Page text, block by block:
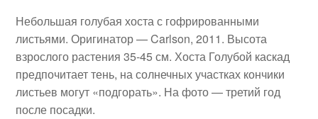
Небольшая голубая хоста с гофрированными
листьями. Оригинатор — Carlson, 2011. Высота
взрослого растения 35-45 см. Хоста Голубой каскад
предпочитает тень, на солнечных участках кончики
листьев могут «подгорать». На фото — третий год
после посадки.